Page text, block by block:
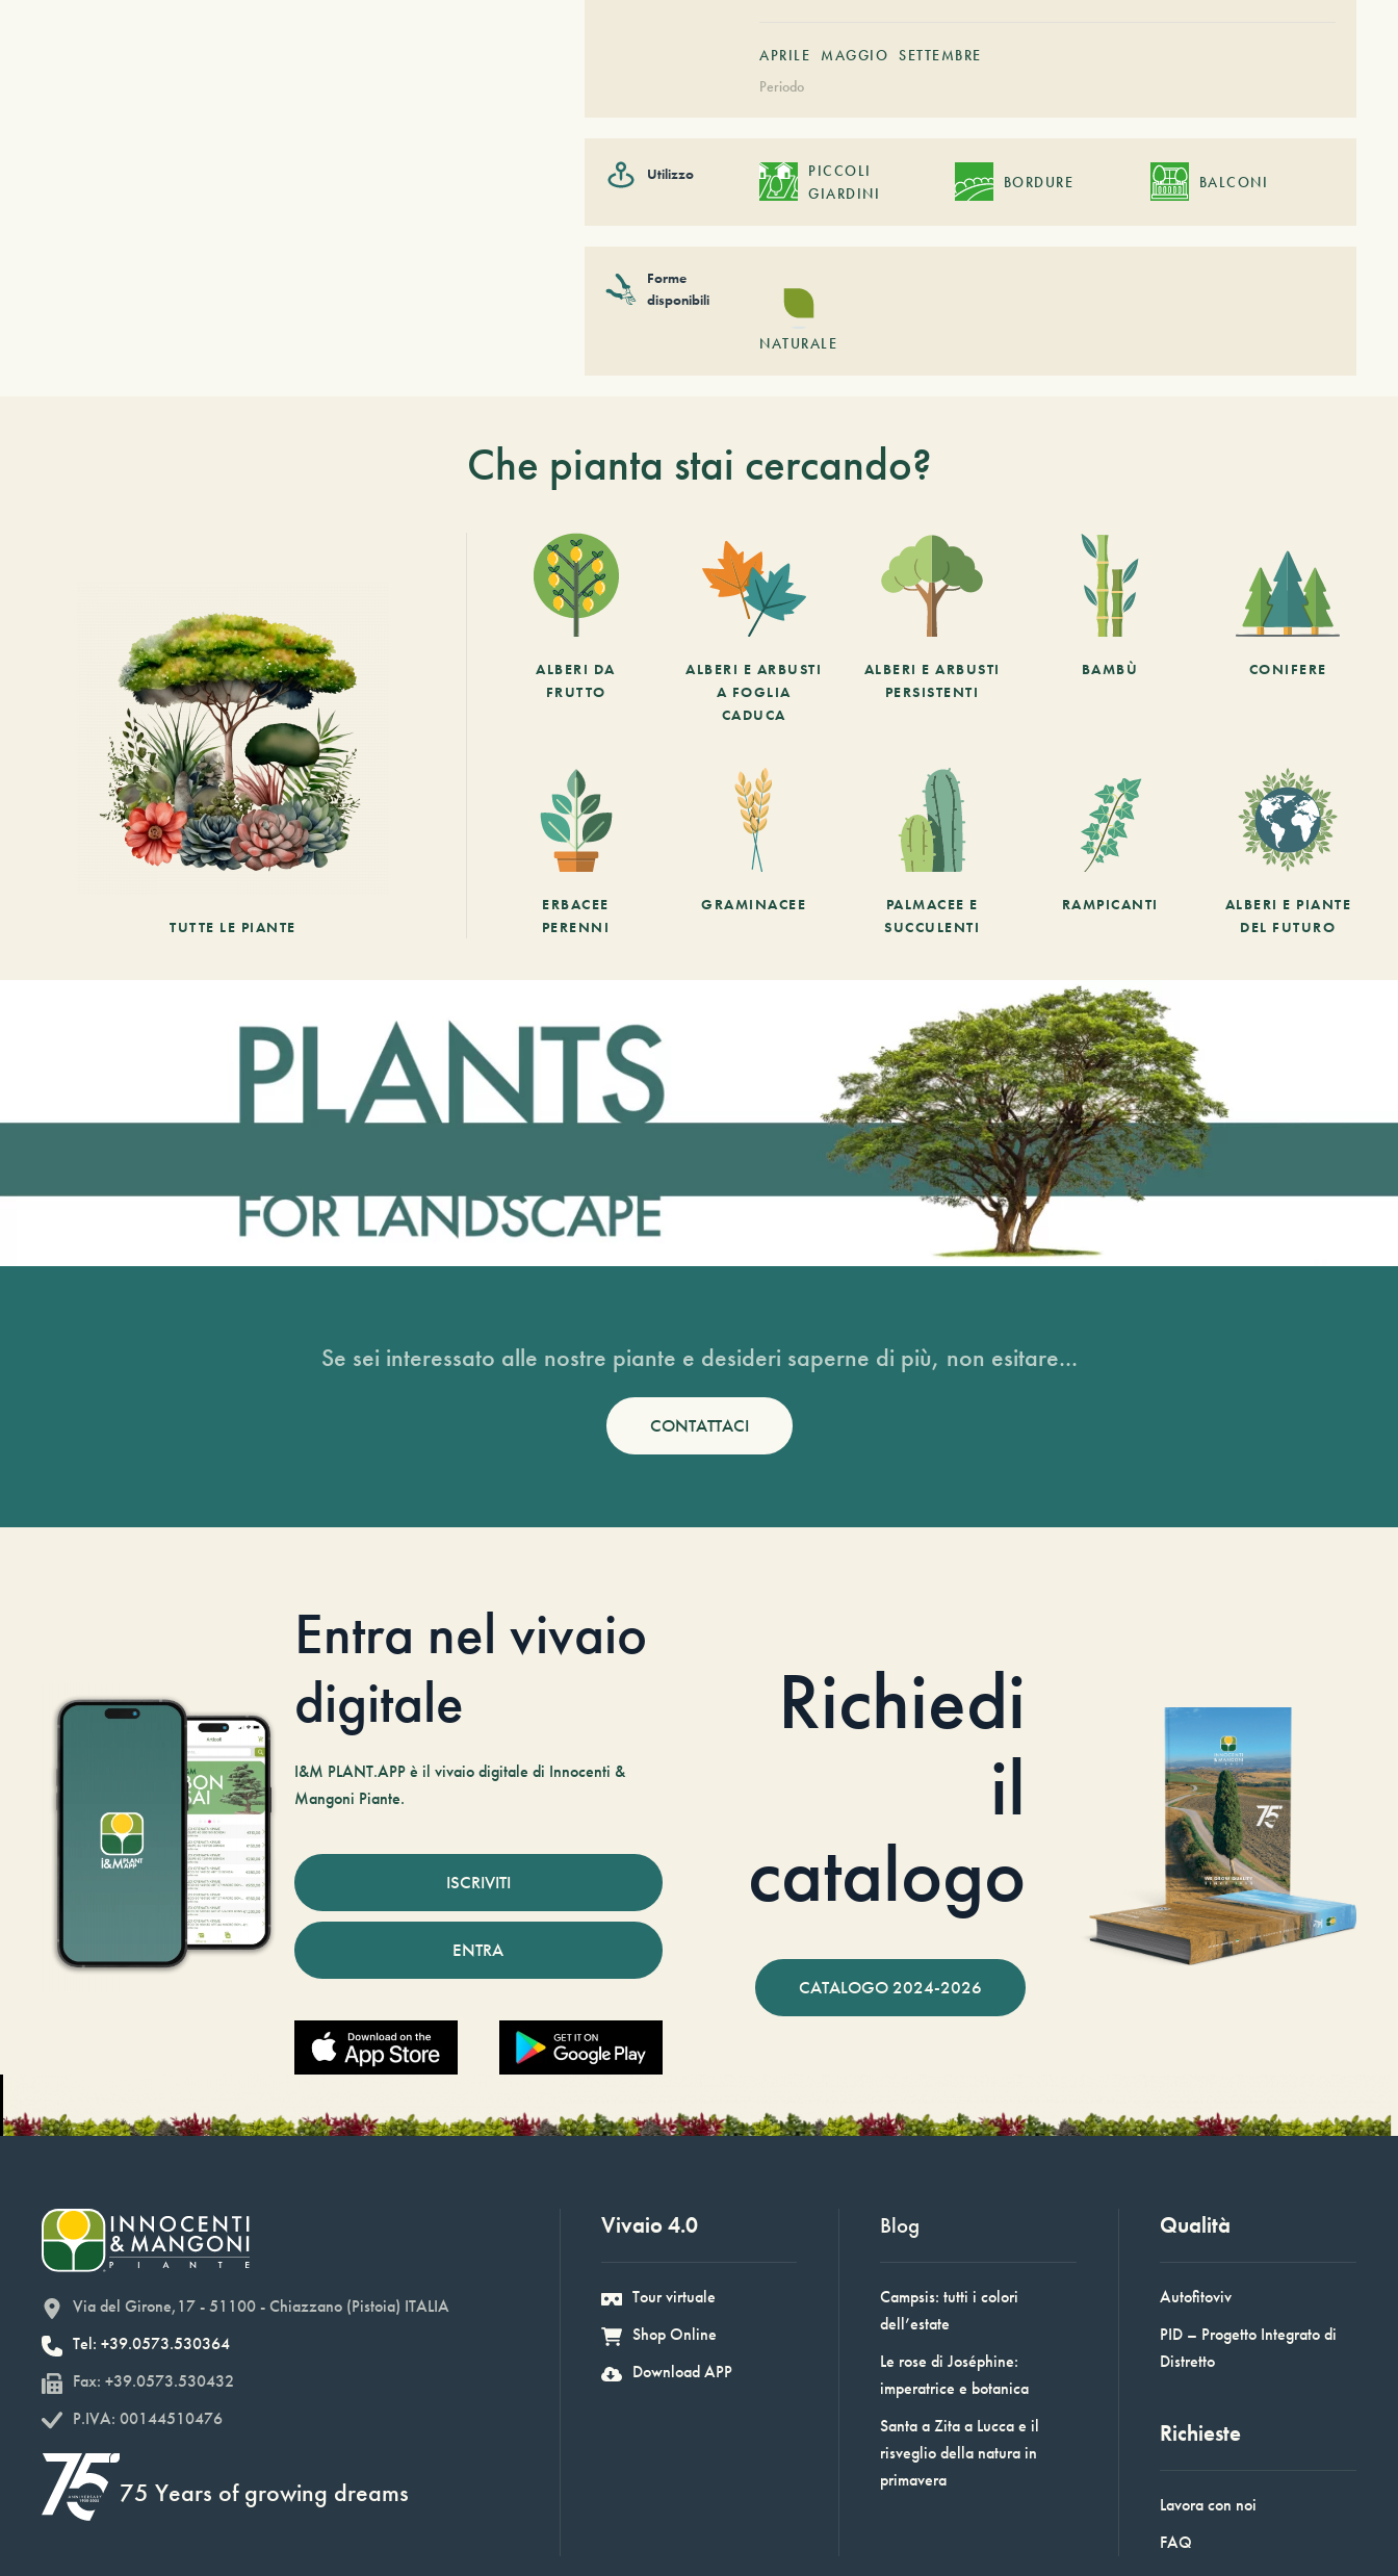
APRILE MAGGIO
SETTEMBRE
Periodo
Utilizzo
PICCOLI
GIARDINI
BORDURE BALCONI
Forme
disponibili
NATURALE
Che pianta stai cercando?
TUTTE LE PIANTE
ALBERI DA
FRUTTO
ALBERI E ARBUSTI
A FOGLIA
CADUCA
ALBERI E ARBUSTI
PERSISTENTI
BAMBÙ CONIFERE
ERBACEE
PERENNI
GRAMINACEE
PALMACEE E
SUCCULENTI
RAMPICANTI
ALBERI E PIANTE
DEL FUTURO
Se sei interessato alle nostre piante e desideri saperne di più, non esitare...
CONTATTACI
Entra nel vivaio
digitale
I&M PLANT.APP è il vivaio digitale di Innocenti &
Mangoni Piante.
ISCRIVITI
ENTRA
Richiedi
il
catalogo
CATALOGO 2024-2026
Via del Girone,17 - 51100 - Chiazzano (Pistoia) ITALIA
Tel: +39.0573.530364
Fax: +39.0573.530432
P.IVA: 00144510476
75 Years of growing dreams
Vivaio 4.0
Tour virtuale
Shop Online
Download APP
Blog
Campsis: tutti i colori
dell’estate
Le rose di Joséphine:
imperatrice e botanica
Santa a Zita a Lucca e il
risveglio della natura in
primavera
Qualità
Autofitoviv
PID – Progetto Integrato di
Distretto
Richieste
Lavora con noi
FAQ